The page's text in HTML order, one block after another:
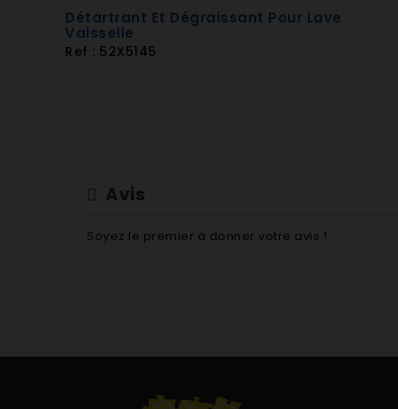
Détartrant Et Dégraissant Pour Lave
Vaisselle
Ref : 52X5145
Avis
Soyez le premier à donner votre avis !